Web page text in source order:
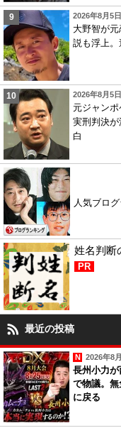
2026年8月5
大野智が
説も浮上。
2026年8月5
元ジャン
実刑判決
白
人気ブロ
姓名判断
PR
最近の投稿
2026年8
長州小力
で物議。
に戻る